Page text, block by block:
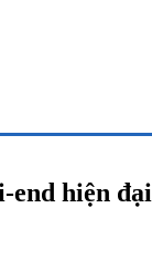
end hiện đại